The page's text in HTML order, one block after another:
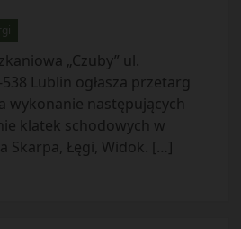
„Czuby” ul.
Lublin ogłasza przetarg
wykonanie następujących
klatek schodowych w
Skarpa, Łęgi, Widok. […]